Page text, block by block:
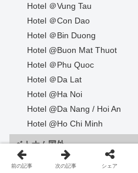
Hotel ＠Vung Tau
Hotel ＠Con Dao
Hotel ＠Bin Duong
Hotel @Buon Mat Thuot
Hotel ＠Phu Quoc
Hotel ＠Da Lat
Hotel @Ha Noi
Hotel @Da Nang / Hoi An
Hotel @Ho Chi Minh
ベトナム国外
＠マレーシア
前の記事 次の記事 シェア